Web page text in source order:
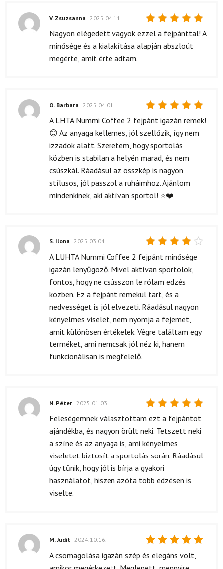
Értékelés:
/ 5
V. Zsuzsanna 2025.04.11.
Nagyon elégedett vagyok ezzel a fejpánttal! A
minősége és a kialakítása alapján abszloút
megérte, amit érte adtam.
Értékelés:
/ 5
O. Barbara 2025.04.01.
A LHTA Nummi Coffee 2 fejpánt igazán remek!
😊 Az anyaga kellemes, jól szellőzik, így nem
izzadok alatt. Szeretem, hogy sportolás
közben is stabilan a helyén marad, és nem
csúszkál. Ráadásul az összkép is nagyon
stílusos, jól passzol a ruháimhoz. Ajánlom
mindenkinek, aki aktívan sportol! ⭐❤️
Értékelés:
4
S. Ilona 2025.03.04.
A LUHTA Nummi Coffee 2 fejpánt minősége
igazán lenyűgöző. Mivel aktívan sportolok,
fontos, hogy ne csússzon le rólam edzés
közben. Ez a fejpánt remekül tart, és a
nedvességet is jól elvezeti. Ráadásul nagyon
kényelmes viselet, nem nyomja a fejemet,
amit különösen értékelek. Végre találtam egy
terméket, ami nemcsak jól néz ki, hanem
funkcionálisan is megfelelő.
Értékelés:
N. Péter 2025.01.03.
Feleségemnek választottam ezt a fejpántot
ajándékba, és nagyon örült neki. Tetszett neki
a színe és az anyaga is, ami kényelmes
viseletet biztosít a sportolás során. Ráadásul
úgy tűnik, hogy jól is bírja a gyakori
használatot, hiszen azóta több edzésen is
viselte.
Értékelés:
/ 5
M. Judit 2024.10.16.
A csomagolása igazán szép és elegáns volt,